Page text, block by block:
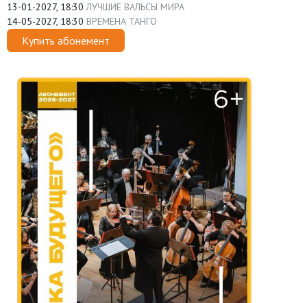
13-01-2027, 18:30 ЛУЧШИЕ ВАЛЬСЫ МИРА
14-05-2027, 18:30 ВРЕМЕНА ТАНГО
Купить абонемент